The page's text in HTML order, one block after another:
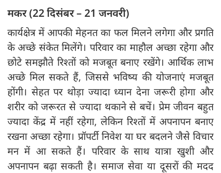
मकर (22 दिसंबर – 21 जनवरी)
कार्यक्षेत्र में आपकी मेहनत का फल मिलने लगेगा और प्रगति
के अच्छे संकेत मिलेंगे। परिवार का माहौल अच्छा रहेगा और
छोटे समझौते रिश्तों को मजबूत बनाए रखेंगे। आर्थिक लाभ
अच्छे मिल सकते हैं, जिससे भविष्य की योजनाएं मजबूत
होंगी। सेहत पर थोड़ा ज्यादा ध्यान देना जरूरी होगा और
शरीर को जरूरत से ज्यादा थकाने से बचें। प्रेम जीवन बहुत
ज्यादा केंद्र में नहीं रहेगा, लेकिन रिश्तों में अपनापन बनाए
रखना अच्छा रहेगा। प्रॉपर्टी निवेश या घर बदलने जैसे विचार
मन में आ सकते हैं। परिवार के साथ यात्रा खुशी और
अपनापन बढ़ा सकती है। समाज सेवा या दूसरों की मदद